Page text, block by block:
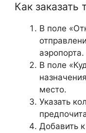
Как заказать
В поле
аэропорта.
В поле
место.
Указать
Добавить